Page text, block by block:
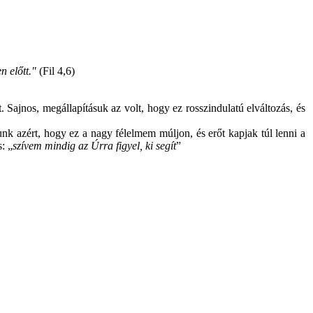
előtt." (Fil 4,6)
megállapításuk az volt, hogy ez rosszindulatú elváltozás, és
azért, hogy ez a nagy félelmem múljon, és erőt kapjak túl lenni a
„szívem mindig az Úrra figyel, ki segít”